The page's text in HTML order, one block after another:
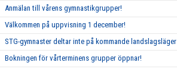
Anmälan till vårens gymnastikgrupper!
Välkommen på uppvisning 1 december!
STG-gymnaster deltar inte på kommande landslagsläger
Bokningen för vårterminens grupper öppnar!